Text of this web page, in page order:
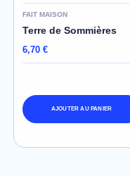
FAIT MAISON
Terre de Sommières
6,70 €
AJOUTER AU PANIER